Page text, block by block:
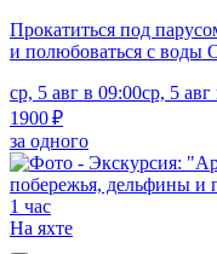
Прокатиться под
и полюбоваться с воды
ср, 5 авг в 09:00ср, 5
1900 ₽
за одного
1 час
На яхте